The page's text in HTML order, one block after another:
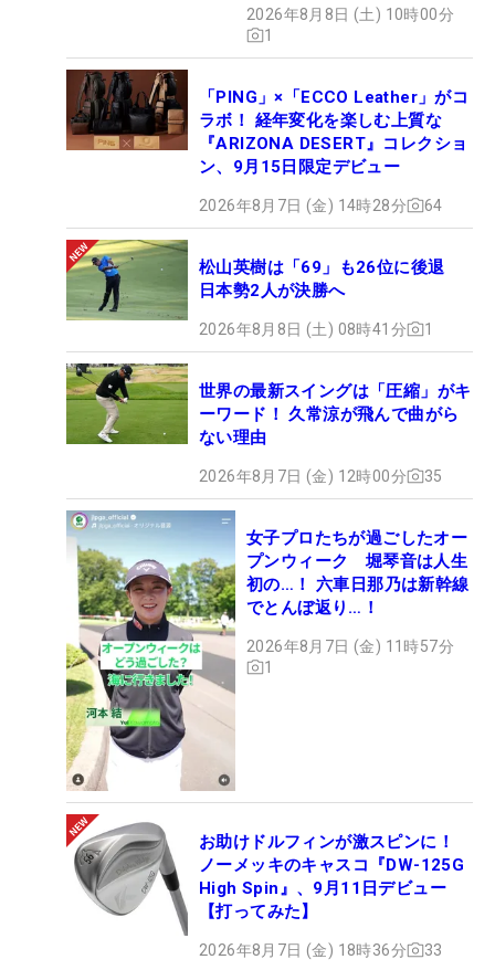
うな実例がある。北海道では予選落ちを喫したが、
今週の「ゴルフ5レディス」も主催者推薦で出場で
きるため、そこでも「優勝」を狙う。
日本女子プロゴルフ協会（JLPGA）プロテストの受
験予定は、来年の第1次予選から。「現実的に考え
たら11カ月ぐらいしか時間がないので、そこに向け
て平均スコアをいまのアンダーから60台とかにして
いきたい。まだアプローチとかも下手なところはた
くさんあるので、もっと練習していきたい」と強い
眼差し。自身4試合目となるプロの舞台でも、本気
で“プロテスト免除”を狙っていく。（文・高木彩
2026年8月8日 (土) 10時00分
1
「PING」×「ECCO Leather」がコ
ラボ！ 経年変化を楽しむ上質な
『ARIZONA DESERT』コレクショ
ン、9月15日限定デビュー
2026年8月7日 (金) 14時28分 64
松山英樹は「69」も26位に後退
日本勢2人が決勝へ
2026年8月8日 (土) 08時41分 1
世界の最新スイングは「圧縮」がキ
ーワード！ 久常涼が飛んで曲がら
ない理由
2026年8月7日 (金) 12時00分 35
女子プロたちが過ごしたオー
プンウィーク 堀琴音は人生
初の…！ 六車日那乃は新幹線
でとんぼ返り…！
2026年8月7日 (金) 11時57分
1
お助けドルフィンが激スピンに！
ノーメッキのキャスコ『DW-125G
High Spin』、9月11日デビュー
【打ってみた】
2026年8月7日 (金) 18時36分 33